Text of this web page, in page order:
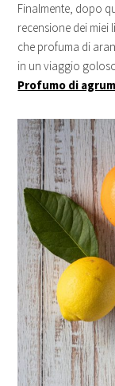
Finalmente, dopo
recensione dei
che profuma di
in un viaggio
Profumo di